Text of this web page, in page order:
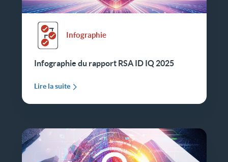
Infographie
Infographie du rapport RSA ID IQ 2025
Lire la suite